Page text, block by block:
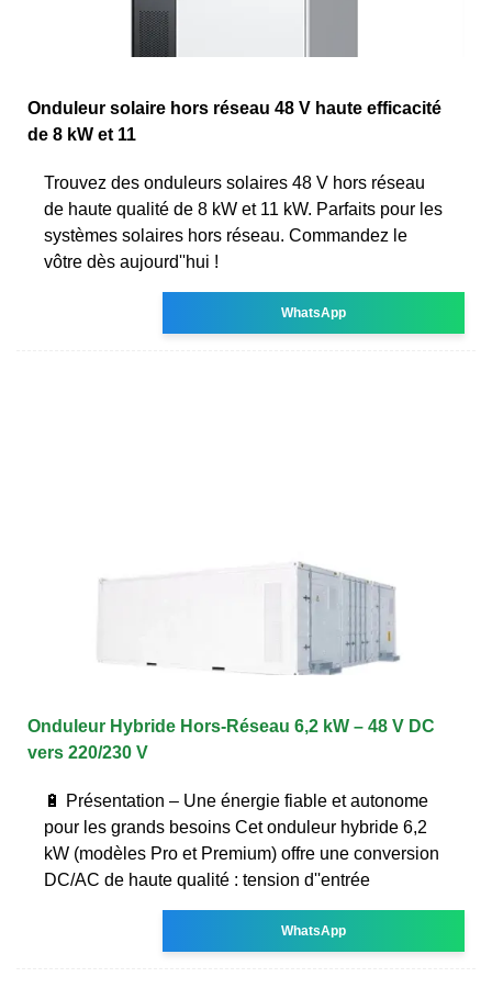
Onduleur solaire hors réseau 48 V haute efficacité
de 8 kW et 11
Trouvez des onduleurs solaires 48 V hors réseau
de haute qualité de 8 kW et 11 kW. Parfaits pour les
systèmes solaires hors réseau. Commandez le
vôtre dès aujourd''hui !
WhatsApp
Onduleur Hybride Hors-Réseau 6,2 kW – 48 V DC
vers 220/230 V
🔋 Présentation – Une énergie fiable et autonome
pour les grands besoins Cet onduleur hybride 6,2
kW (modèles Pro et Premium) offre une conversion
DC/AC de haute qualité : tension d''entrée
WhatsApp